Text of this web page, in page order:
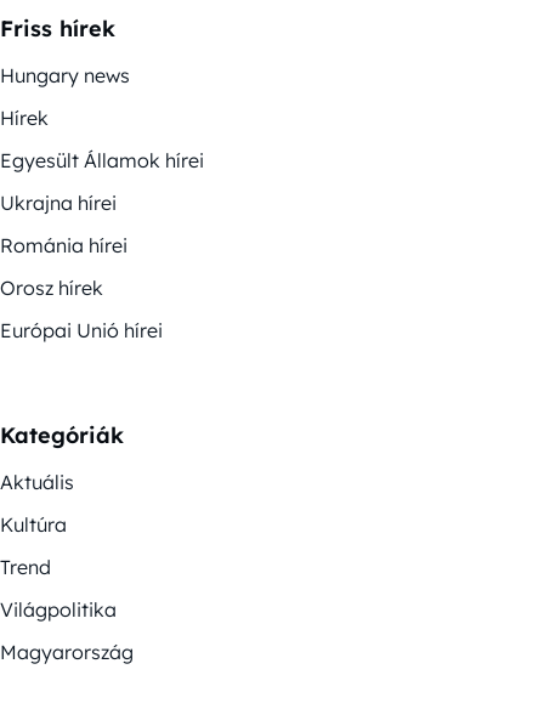
Friss hírek
Hungary news
Hírek
Egyesült Államok hírei
Ukrajna hírei
Románia hírei
Orosz hírek
Európai Unió hírei
Kategóriák
Aktuális
Kultúra
Trend
Világpolitika
Magyarország